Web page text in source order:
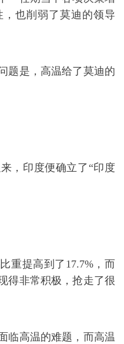
也削弱了莫迪的领导
题是，高温给了莫迪的
，印度便确立了“印度
重提高到了17.7%，而
得非常积极，抢走了很
临高温的难题，而高温